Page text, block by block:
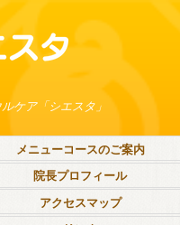
ケア「シエスタ」
メニューコースのご案内
院長プロフィール
アクセスマップ